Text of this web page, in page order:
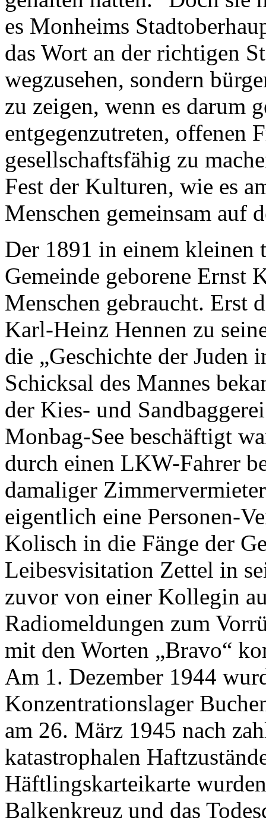
es Monheims
das Wort an der richtigen
wegzusehen, sondern
zu zeigen, wenn es darum
entgegenzutreten, offenen
gesellschaftsfähig zu
Fest der Kulturen, wie es
Menschen gemeinsam auf
Der 1891 in einem kleinen
Gemeinde geborene Ernst
Menschen gebraucht. Erst
Karl-Heinz Hennen zu
die „Geschichte der Juden
Schicksal des Mannes
der Kies- und
Monbag-See beschäftigt
durch einen LKW-Fahrer
damaliger
eigentlich eine Personen-
Kolisch in die Fänge der
Leibesvisitation Zettel in
zuvor von einer Kollegin
Radiomeldungen zum
mit den Worten „Bravo“
Am 1. Dezember 1944
Konzentrationslager
am 26. März 1945 nach
katastrophalen
Häftlingskarteikarte
Balkenkreuz und das